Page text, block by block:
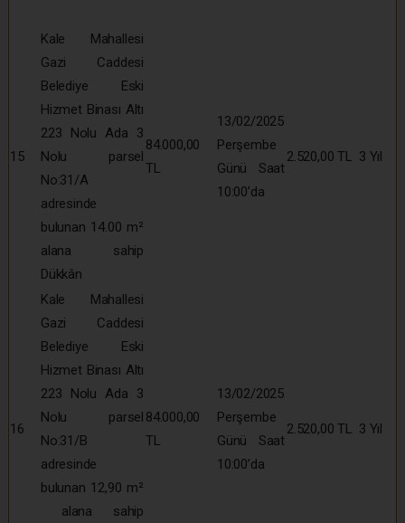
15
Kale Mahallesi
Gazi Caddesi
Belediye Eski
Hizmet Binası Altı
223 Nolu Ada 3
Nolu parsel
No:31/A
adresinde
bulunan 14.00 m²
alana sahip
Dükkân
84.000,00
TL
13/02/2025
Perşembe
Günü Saat
10:00’da
2.520,00 TL 3 Yıl
16
Kale Mahallesi
Gazi Caddesi
Belediye Eski
Hizmet Binası Altı
223 Nolu Ada 3
Nolu parsel
No:31/B
adresinde
bulunan 12,90 m²
alana sahip
84.000,00
TL
13/02/2025
Perşembe
Günü Saat
10:00’da
2.520,00 TL 3 Yıl